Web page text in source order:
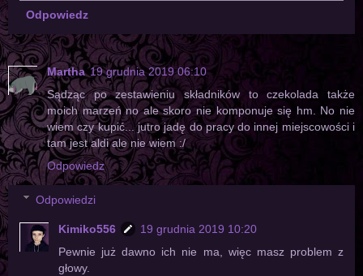
Odpowiedz
Martha 19 grudnia 2019 06:10
Sądząc po zestawieniu składników to czekolada także
moich marzeń no ale skoro nie komponuje się hm. No nie
wiem czy kupić... jutro jadę do pracy do innej miejscowości i
tam jest aldi ale nie wiem :/
Odpowiedz
Odpowiedzi
Kimiko556
19 grudnia 2019 10:20
Pewnie już dawno ich nie ma, więc masz problem z
głowy.